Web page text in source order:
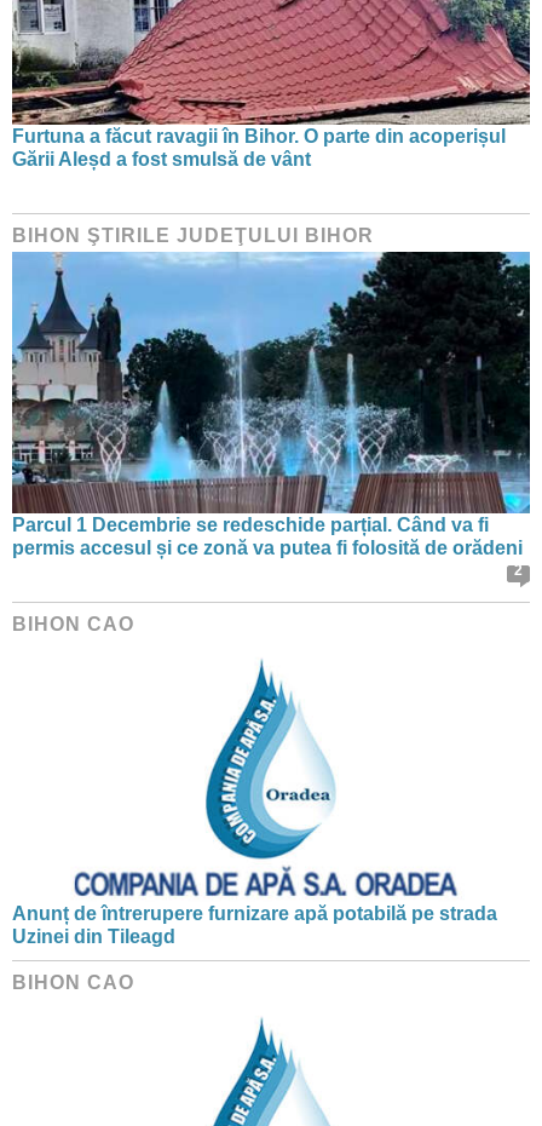
Furtuna a făcut ravagii în Bihor. O parte din acoperișul
Gării Aleșd a fost smulsă de vânt
BIHON ŞTIRILE JUDEŢULUI BIHOR
Parcul 1 Decembrie se redeschide parțial. Când va fi
permis accesul și ce zonă va putea fi folosită de orădeni
2
BIHON CAO
Anunț de întrerupere furnizare apă potabilă pe strada
Uzinei din Tileagd
BIHON CAO